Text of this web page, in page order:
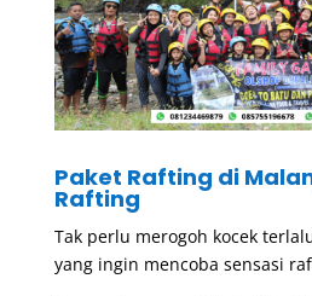
Paket Rafting di
Rafting
Tak perlu merogoh kocek
yang ingin mencoba sensasi